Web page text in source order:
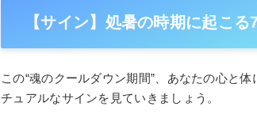
【サイン】処暑の時期に起こ
この“魂のクールダウン期間”、あなたの心と
チュアルなサインを見ていきましょう。